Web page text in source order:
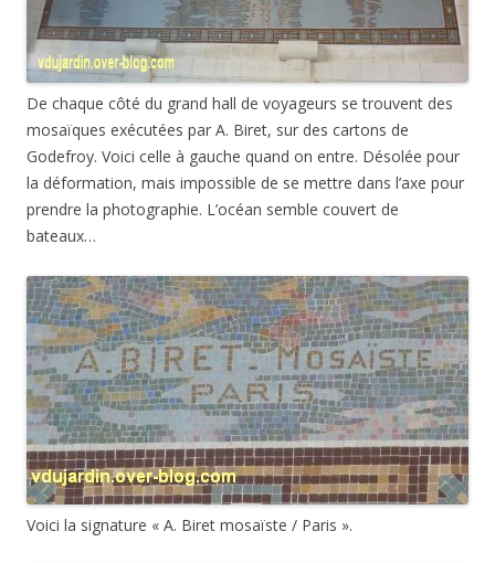
Voici la signature « A. Biret mosaïste / Paris ».